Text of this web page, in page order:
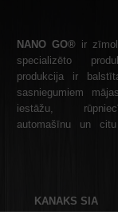
NANO GO® ir
specializēto
produkcija ir
sasniegumiem
iestāžu,
automašīnu un
KANAKS SIA